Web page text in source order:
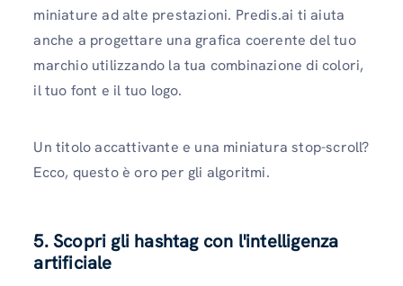
miniature ad alte prestazioni. Predis.ai ti aiuta
anche a progettare una grafica coerente del tuo
marchio utilizzando la tua combinazione di colori,
il tuo font e il tuo logo.
Un titolo accattivante e una miniatura stop-scroll?
Ecco, questo è oro per gli algoritmi.
5. Scopri gli hashtag con l'intelligenza
artificiale